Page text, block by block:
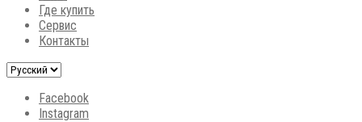
Где купить
Сервис
Контакты
Facebook
Instagram